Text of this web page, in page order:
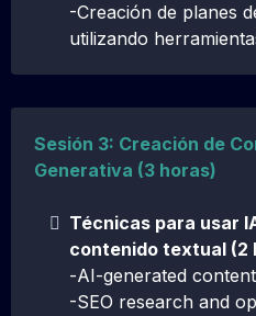
-Creación de planes
utilizando
Sesión 3: Creación de
Generativa (3 horas)
Técnicas para usar
contenido textual (2
-AI-generated
-SEO research and